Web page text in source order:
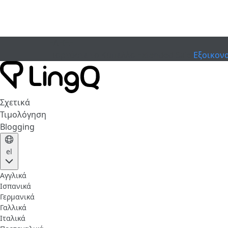
Σχετικά
Τιμολόγηση
Blogging
el
Αγγλικά
Ισπανικά
Γερμανικά
Γαλλικά
Ιταλικά